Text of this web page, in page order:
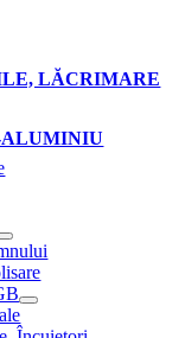
LĂCRIMARE